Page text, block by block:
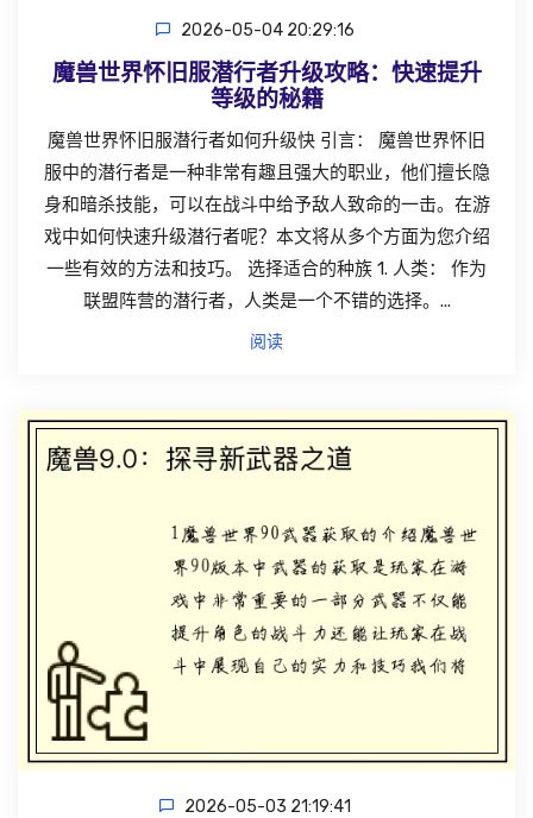
2026-05-04 20:29:16
魔兽世界怀旧服潜行者升级攻略：快速提升
等级的秘籍
魔兽世界怀旧服潜行者如何升级快 引言： 魔兽世界怀旧
服中的潜行者是一种非常有趣且强大的职业，他们擅长隐
身和暗杀技能，可以在战斗中给予敌人致命的一击。在游
戏中如何快速升级潜行者呢？本文将从多个方面为您介绍
一些有效的方法和技巧。 选择适合的种族 1. 人类： 作为
联盟阵营的潜行者，人类是一个不错的选择。...
阅读
2026-05-03 21:19:41